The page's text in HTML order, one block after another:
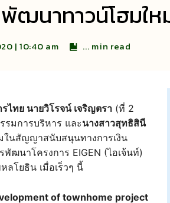
ฒนาทาวน์โฮม
| 10:40 am ... min read
ไทย นายวิโรจน์ เจริญตรา (ที่ 2
รมการบริหาร และนางสาวสุทธิสินี
ในสัญญาสนับสนุนทางการเงิน
ฒนาโครงการ EIGEN (ไอเจ้นท์)
โยธิน เมื่อเร็วๆ นี้
of townhome project